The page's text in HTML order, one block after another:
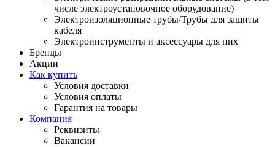
числе электроустановочное оборудование)
Электроизоляционные трубы/Трубы для защиты
кабеля
Электроинструменты и аксессуары для них
Бренды
Акции
Как купить
Условия доставки
Условия оплаты
Гарантия на товары
Компания
Реквизиты
Вакансии